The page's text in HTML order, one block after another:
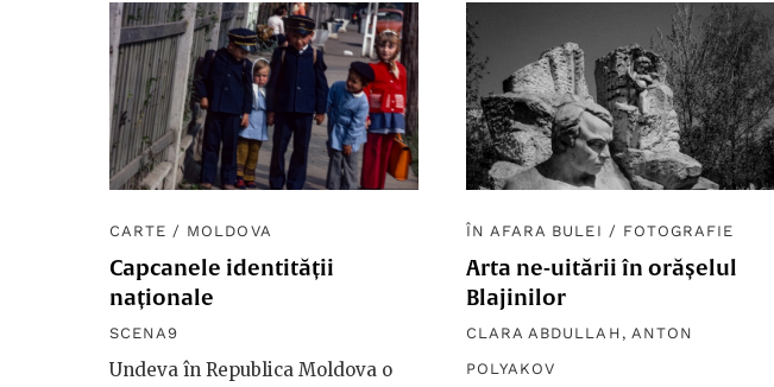
CARTE / MOLDOVA
Capcanele identității
naționale
SCENA9
Undeva în Republica Moldova o
ÎN AFARA BULEI / FOTOGRAFIE
Arta ne-uitării în orășelul
Blajinilor
CLARA ABDULLAH , ANTON
POLYAKOV